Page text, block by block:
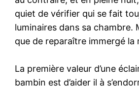
quiet de vérifier qui se fait
luminaires dans sa chambre.
que de reparaître immergé la
La première valeur d’une
bambin est d’aider il à